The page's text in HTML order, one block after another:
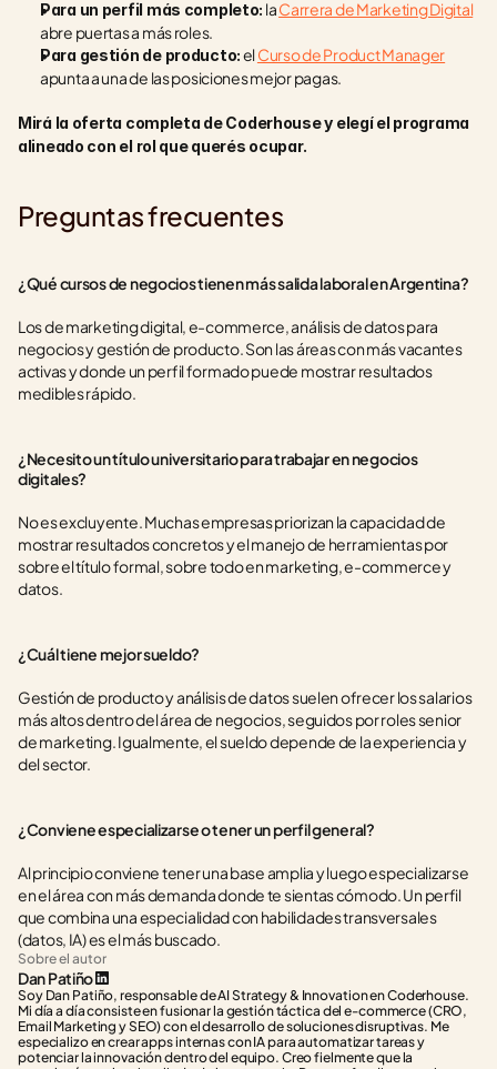
Para un perfil más completo: la Carrera de Marketing Digital
abre puertas a más roles.
Para gestión de producto: el Curso de Product Manager
apunta a una de las posiciones mejor pagas.
Mirá la oferta completa de Coderhouse y elegí el programa
alineado con el rol que querés ocupar.
Preguntas frecuentes
¿Qué cursos de negocios tienen más salida laboral en Argentina?
Los de marketing digital, e-commerce, análisis de datos para
negocios y gestión de producto. Son las áreas con más vacantes
activas y donde un perfil formado puede mostrar resultados
medibles rápido.
¿Necesito un título universitario para trabajar en negocios
digitales?
No es excluyente. Muchas empresas priorizan la capacidad de
mostrar resultados concretos y el manejo de herramientas por
sobre el título formal, sobre todo en marketing, e-commerce y
datos.
¿Cuál tiene mejor sueldo?
Gestión de producto y análisis de datos suelen ofrecer los salarios
más altos dentro del área de negocios, seguidos por roles senior
de marketing. Igualmente, el sueldo depende de la experiencia y
del sector.
¿Conviene especializarse o tener un perfil general?
Al principio conviene tener una base amplia y luego especializarse
en el área con más demanda donde te sientas cómodo. Un perfil
que combina una especialidad con habilidades transversales
(datos, IA) es el más buscado.
Sobre el autor
Dan Patiño
Soy Dan Patiño, responsable de AI Strategy & Innovation en Coderhouse.
Mi día a día consiste en fusionar la gestión táctica del e-commerce (CRO,
Email Marketing y SEO) con el desarrollo de soluciones disruptivas. Me
especializo en crear apps internas con IA para automatizar tareas y
potenciar la innovación dentro del equipo. Creo fielmente que la